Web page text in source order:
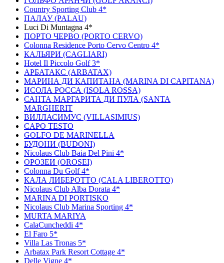
Country Sporting Club 4*
ПАЛАУ (PALAU)
Luci Di Muntagna 4*
ПОРТО ЧЕРВО (PORTO CERVO)
Colonna Residence Porto Cervo Centro 4*
КАЛЬЯРИ (CAGLIARI)
Hotel Il Piccolo Golf 3*
АРБАТАКС (ARBATAX)
МАРИНА ДИ КАПИТАНА (MARINA DI CAPITANA)
ИCОЛА РОССА (ISOLA ROSSA)
САНТА МАРГАРИТА ДИ ПУЛА (SANTA
MARGHERIT
ВИЛЛАСИМУС (VILLASIMIUS)
CAPO TESTO
GOLFO DE MARINELLA
БУДОНИ (BUDONI)
Nicolaus Club Baia Del Pini 4*
ОРОЗЕИ (OROSEI)
Colonna Du Golf 4*
КАЛА ЛИБЕРОТТО (CALA LIBEROTTO)
Nicolaus Club Alba Dorata 4*
MARINA DI PORTISKO
Nicolaus Club Marina Sporting 4*
MURTA MARIYA
CalaCuncheddi 4*
El Faro 5*
Villa Las Tronas 5*
Arbatax Park Resort Cottage 4*
Delle Vigne 4*